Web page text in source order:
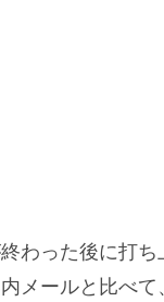
わった後に打
メールと比べ